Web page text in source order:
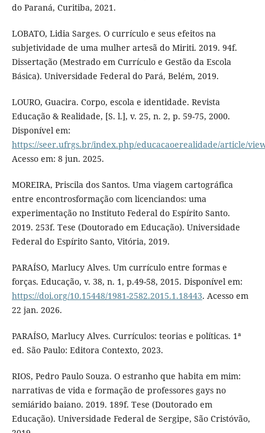
do Paraná, Curitiba, 2021.
LOBATO, Lidia Sarges. O currículo e seus efeitos na
subjetividade de uma mulher artesã do Miriti. 2019. 94f.
Dissertação (Mestrado em Currículo e Gestão da Escola
Básica). Universidade Federal do Pará, Belém, 2019.
LOURO, Guacira. Corpo, escola e identidade. Revista
Educação & Realidade, [S. l.], v. 25, n. 2, p. 59-75, 2000.
Disponível em:
https://seer.ufrgs.br/index.php/educacaoerealidade/article/
Acesso em: 8 jun. 2025.
MOREIRA, Priscila dos Santos. Uma viagem cartográfica
entre encontrosformação com licenciandos: uma
experimentação no Instituto Federal do Espírito Santo.
2019. 253f. Tese (Doutorado em Educação). Universidade
Federal do Espírito Santo, Vitória, 2019.
PARAÍSO, Marlucy Alves. Um currículo entre formas e
forças. Educação, v. 38, n. 1, p.49-58, 2015. Disponível em:
https://doi.org/10.15448/1981-2582.2015.1.18443. Acesso em
22 jan. 2026.
PARAÍSO, Marlucy Alves. Currículos: teorias e políticas. 1ª
ed. São Paulo: Editora Contexto, 2023.
RIOS, Pedro Paulo Souza. O estranho que habita em mim:
narrativas de vida e formação de professores gays no
semiárido baiano. 2019. 189f. Tese (Doutorado em
Educação). Universidade Federal de Sergipe, São Cristóvão,